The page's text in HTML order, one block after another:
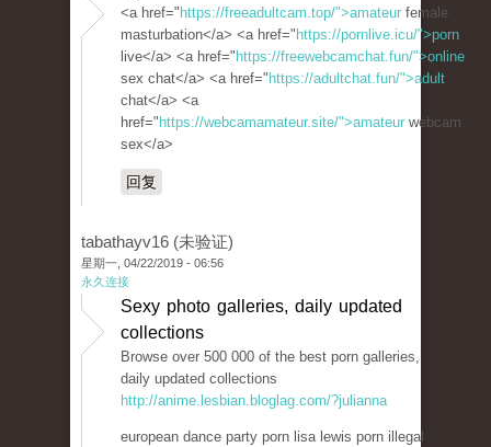
<a href=" https://freeadultcam.top/">amateur female
masturbation</a> <a href=" https://pornlive.icu/">porn
live</a> <a href=" https://freewebcamchat.fun/">online
sex chat</a> <a href=" https://adultchat.fun/">adult
chat</a> <a
href=" https://webcamamateur.site/">amateur webcam
sex</a>
回复
tabathayv16 (未验证)
星期一, 04/22/2019 - 06:56
永久连接
Sexy photo galleries, daily updated
collections
Browse over 500 000 of the best porn galleries,
daily updated collections
http://anime.lesbian.bloglag.com/?julianna
european dance party porn lisa lewis porn illegal